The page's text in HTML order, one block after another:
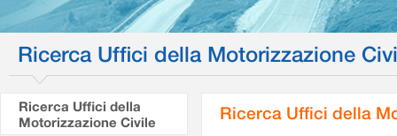
Ricerca Uffici della Motorizzazione
Ricerca Uffici della
Motorizzazione Civile
Ricerca Uffici della